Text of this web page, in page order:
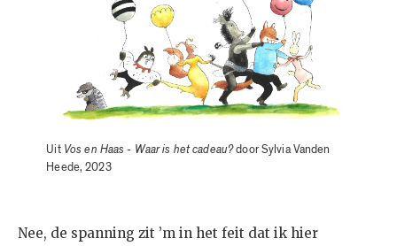
Uit Vos en Haas - Waar is het cadeau?door Sylvia Vanden
Heede, 2023
Nee, de spanning zit ’m in het feit dat ik hier